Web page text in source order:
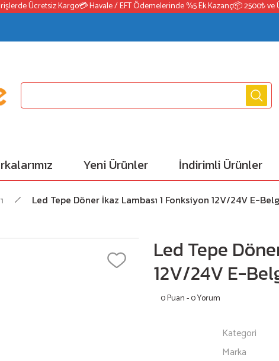
Ücretsiz Kargo💳 Havale / EFT Ödemelerinde %5 Ek Kazanç📦 2500₺ ve
Yeni Ürünler İndirimli Ürünler
Led Tepe Döner İkaz Lambası 1 Fonksiyon 12V/24V E-
Led Tepe
12V/24V E-
0 Puan - 0 Yorum
Kategori
Marka